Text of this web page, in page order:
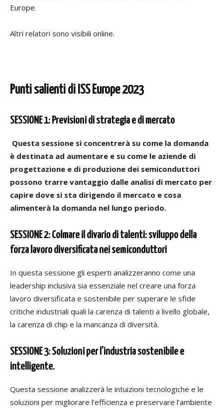
Europe.
Altri relatori sono visibili online.
Punti salienti di ISS Europe 2023
SESSIONE 1: Previsioni di strategia e di mercato
Questa sessione si concentrerà su come la domanda
è destinata ad aumentare e su come le aziende di
progettazione e di produzione dei semiconduttori
possono trarre vantaggio dalle analisi di mercato per
capire dove si sta dirigendo il mercato e cosa
alimenterà la domanda nel lungo periodo.
SESSIONE 2: Colmare il divario di talenti: sviluppo della
forza lavoro diversificata nei semiconduttori
In questa sessione gli esperti analizzeranno come una
leadership inclusiva sia essenziale nel creare una forza
lavoro diversificata e sostenibile per superare le sfide
critiche industriali quali la carenza di talenti a livello globale,
la carenza di chip e la mancanza di diversità.
SESSIONE 3: Soluzioni per l’industria sostenibile e
intelligente.
Questa sessione analizzerà le intuizioni tecnologiche e le
soluzioni per migliorare l’efficienza e preservare l’ambiente